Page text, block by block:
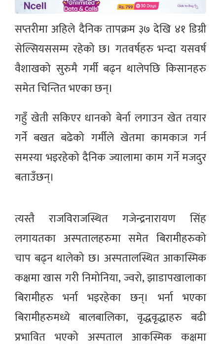
सप्तरीमा अहिले दैनिक तापक्रम ३७ देखि ४१ डिग्री
सेल्सियससम्म रहेको छ। गतवर्षहरु भन्दा यसवर्ष
वैशाखको सुरुमै गर्मी बढ्न थालेपछि किसानहरु
समेत चिन्तित भएका छन्।
गहुँ खेती सकिएर धानको बेर्ना लगाउन खेत तयार
गर्ने बखत बढेको गर्मीले खेतमा कामकाज गर्न
समस्या भइरहेको दैनिक ज्यालामा काम गर्ने मजदुर
बताउँछन्।
त्यस्तै राजविराजस्थित गजेन्द्रनारायण सिंह
लगायतका अस्पतालहरुमा समेत बिरामीहरुको
चाप बढ्न थालेको छ। अस्पतालस्थित आकास्मिक
कक्षमा खास गरी निमोनिया, ज्वरो, झाडापखालाका
बिरामीहरु भर्ना भइरहेका छन्। भर्ना भएका
बिरामीहरुमध्ये बालबालिका, वृद्धवृद्धाहरु बढी
प्रभावित भएको अस्पताल आकस्मिक कक्षमा